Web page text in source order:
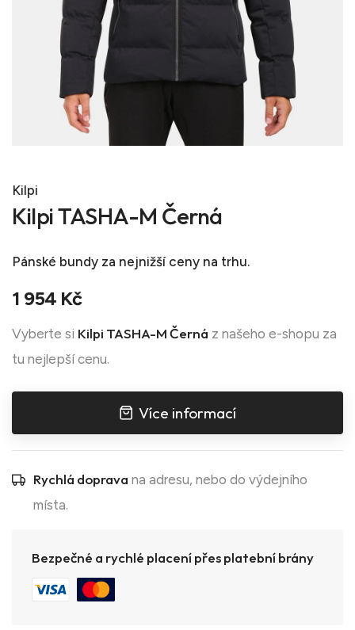
Kilpi
Kilpi TASHA-M Černá
Pánské bundy za nejnižší ceny na trhu.
1 954 Kč
Vyberte si Kilpi TASHA-M Černá z našeho e-shopu za
tu nejlepší cenu.
Více informací
Rychlá doprava na adresu, nebo do výdejního
místa.
Bezpečné a rychlé placení přes platební brány